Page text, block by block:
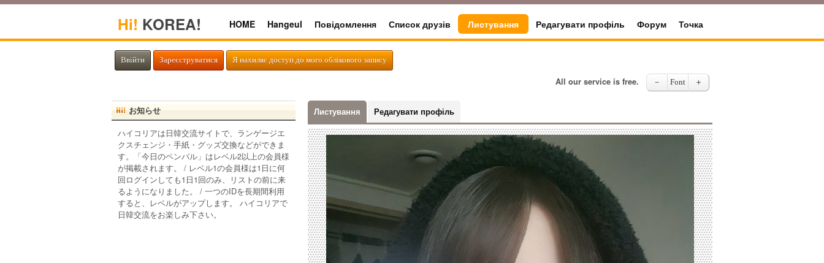
Hi! KOREA! HOME Hangeul Повідомлення Список друзів Листування Редагувати профіль Форум Точка
Ввійти Зареєструватися Я нахиляє доступ до мого облікового запису
All our service is free. － Font ＋
お知らせ
ハイコリアは日韓交流サイトで、ランゲージエ
クスチェンジ・手紙・グッズ交換などができま
す。「今日のペンパル」はレベル2以上の会員様
が掲載されます。 / レベル1の会員様は1日に何
回ログインしても1日1回のみ、リストの前に来
るようになりました。 / 一つのIDを長期間利用
すると、レベルがアップします。 ハイコリアで
日韓交流をお楽しみ下さい。
Листування Редагувати профіль